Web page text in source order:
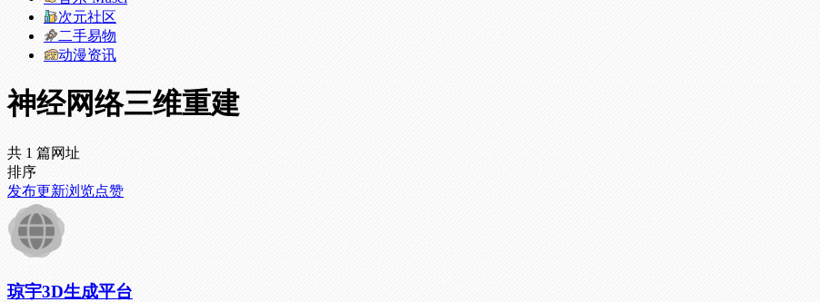
次元社区
二手易物
动漫资讯
神经网络三维重建
共 1 篇网址
排序
发布更新浏览点赞
琼宇3D生成平台